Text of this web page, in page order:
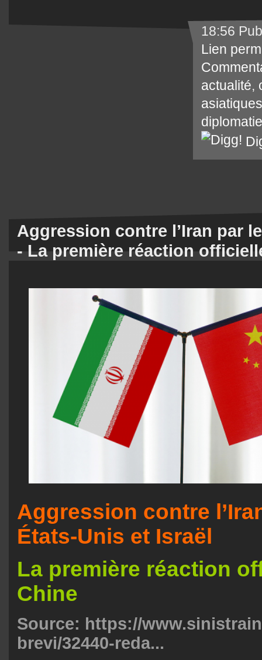
18:56
Lien
actualité,
asiatiques
diplomatie
Aggression contre l’Iran par
- La première réaction
Aggression contre
États-Unis et Israël
La première réaction
Chine
Source: https://
brevi/32440-reda...